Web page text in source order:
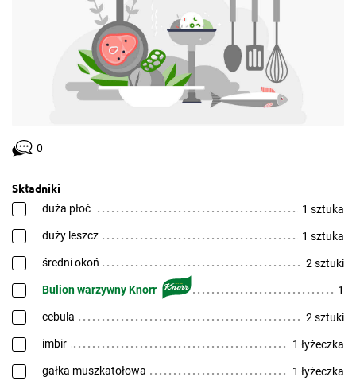
0
Składniki
duża płoć 1 sztuka
duży leszcz 1 sztuka
średni okoń 2 sztuki
Bulion warzywny Knorr 1
cebula 2 sztuki
imbir 1 łyżeczka
gałka muszkatołowa 1 łyżeczka